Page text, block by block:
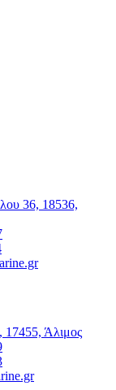
36, 18536,
17455, Άλιμος